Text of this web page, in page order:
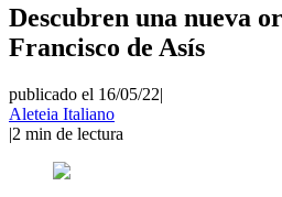
Descubren una nueva
Francisco de Asís
publicado el 16/05/22|
Aleteia Italiano
|2 min de lectura